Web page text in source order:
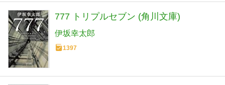
777 トリプルセブン (角川文庫)
伊坂幸太郎
1397